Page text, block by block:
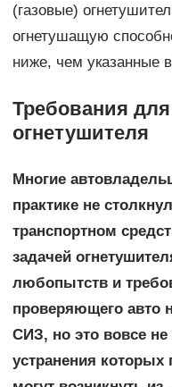
(газовые)
огнетушащую
ниже, чем указанные
Требования
огнетушителя
Многие
практике не
транспортном
задачей
любопытств и
проверяющего авто
СИЗ, но это вовсе не
устранения которых